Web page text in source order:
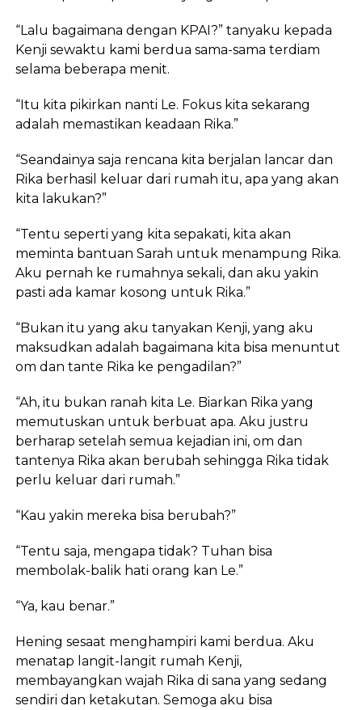
“Lalu bagaimana dengan KPAI?” tanyaku kepada
Kenji sewaktu kami berdua sama-sama terdiam
selama beberapa menit.
“Itu kita pikirkan nanti Le. Fokus kita sekarang
adalah memastikan keadaan Rika.”
“Seandainya saja rencana kita berjalan lancar dan
Rika berhasil keluar dari rumah itu, apa yang akan
kita lakukan?”
“Tentu seperti yang kita sepakati, kita akan
meminta bantuan Sarah untuk menampung Rika.
Aku pernah ke rumahnya sekali, dan aku yakin
pasti ada kamar kosong untuk Rika.”
“Bukan itu yang aku tanyakan Kenji, yang aku
maksudkan adalah bagaimana kita bisa menuntut
om dan tante Rika ke pengadilan?”
“Ah, itu bukan ranah kita Le. Biarkan Rika yang
memutuskan untuk berbuat apa. Aku justru
berharap setelah semua kejadian ini, om dan
tantenya Rika akan berubah sehingga Rika tidak
perlu keluar dari rumah.”
“Kau yakin mereka bisa berubah?”
“Tentu saja, mengapa tidak? Tuhan bisa
membolak-balik hati orang kan Le.”
“Ya, kau benar.”
Hening sesaat menghampiri kami berdua. Aku
menatap langit-langit rumah Kenji,
membayangkan wajah Rika di sana yang sedang
sendiri dan ketakutan. Semoga aku bisa